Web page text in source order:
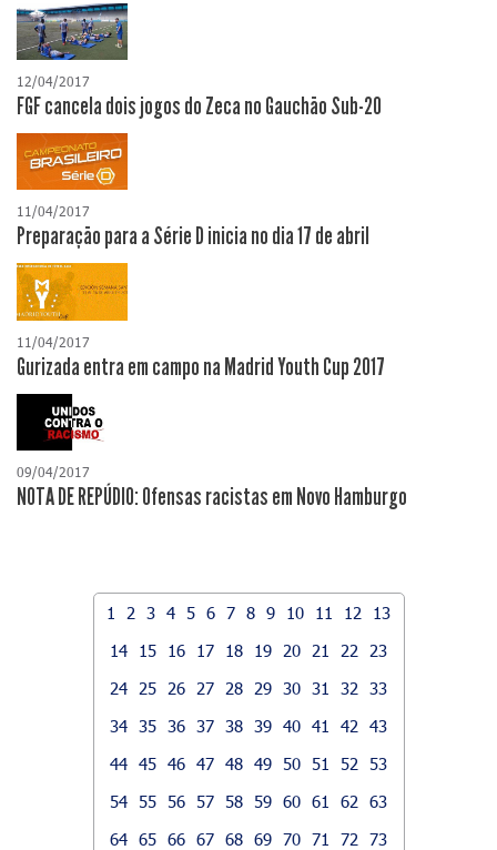
12/04/2017
FGF cancela dois jogos do Zeca no Gauchão Sub-20
11/04/2017
Preparação para a Série D inicia no dia 17 de abril
11/04/2017
Gurizada entra em campo na Madrid Youth Cup 2017
09/04/2017
NOTA DE REPÚDIO: Ofensas racistas em Novo Hamburgo
1 2 3 4 5 6 7 8 9 10 11 12
13
14
15 16 17 18 19 20 21 22
23
24
25 26 27 28 29 30 31 32
33
34 35 36 37 38 39 40 41 42
43
44 45 46 47 48 49 50 51 52
53
54 55 56 57 58 59 60 61 62
63
64 65 66 67 68 69 70 71 72
73